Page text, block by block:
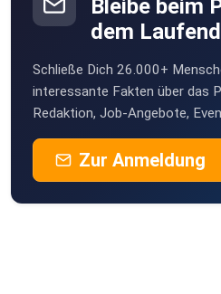
Bleibe beim
dem
Schließe Dich 26.000+
interessante Fakten über das
Redaktion, Job-Angebote,
Zur Anmeldung